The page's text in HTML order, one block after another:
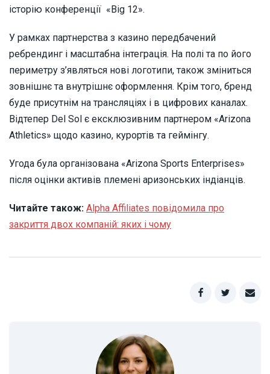
історію конференції «Big 12».
У рамках партнерства з казино передбачений
ребрендинг і масштабна інтеграція. На полі та по його
периметру з’являться нові логотипи, також зміниться
зовнішнє та внутрішнє оформлення. Крім того, бренд
буде присутнім на трансляціях і в цифрових каналах.
Відтепер Del Sol є ексклюзивним партнером «Arizona
Athletics» щодо казино, курортів та геймінгу.
Угода була організована «Arizona Sports Enterprises»
після оцінки активів племені аризонських індіанців.
Читайте також: Alpha Affiliates повідомила про
закриття двох компаній: яких і чому